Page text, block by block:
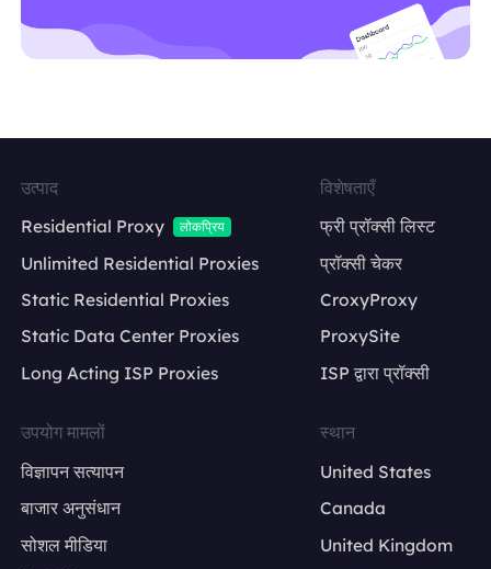
उत्पाद
Residential Proxy
लोकप्रिय
Unlimited Residential Proxies
Static Residential Proxies
Static Data Center Proxies
Long Acting ISP Proxies
विशेषताएँ
फ्री प्रॉक्सी लिस्ट
प्रॉक्सी चेकर
CroxyProxy
ProxySite
ISP द्वारा प्रॉक्सी
उपयोग मामलों
विज्ञापन सत्यापन
बाजार अनुसंधान
सोशल मीडिया
स्थान
United States
Canada
United Kingdom